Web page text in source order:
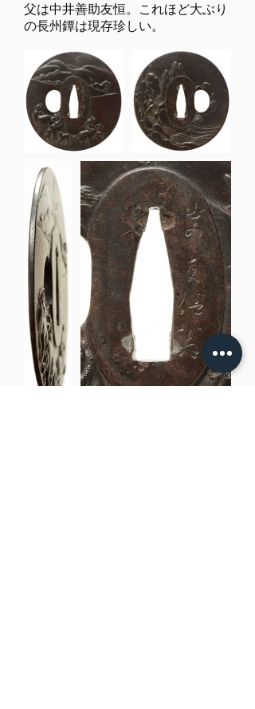
父は中井善助友恒。これほど大ぶり
の長州鐔は現存珍しい。